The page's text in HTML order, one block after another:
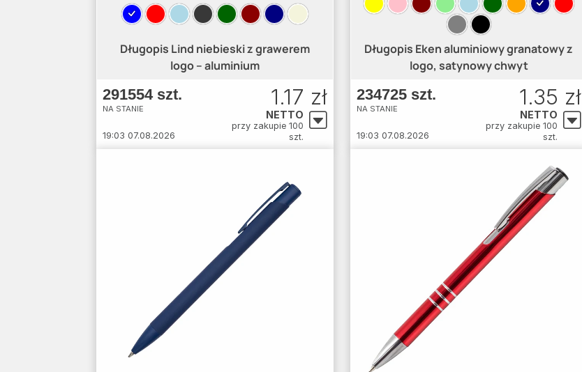
Długopis Lind niebieski z grawerem
logo – aluminium
291554 szt.
NA STANIE
19:03 07.08.2026
1.17 zł
NETTO
przy zakupie 100
szt.
Długopis Eken aluminiowy granatowy z
logo, satynowy chwyt
234725 szt.
NA STANIE
19:03 07.08.2026
1.35 zł
NETTO
przy zakupie 100
szt.